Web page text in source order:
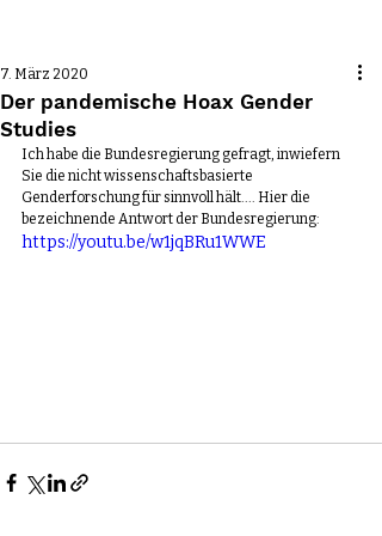
Der pandemische Hoax Gender
Studies
7. März 2020
Ich habe die Bundesregierung gefragt, inwiefern
Sie die nicht wissenschaftsbasierte
Genderforschung für sinnvoll hält.... Hier die
bezeichnende Antwort der Bundesregierung:
https://youtu.be/w1jqBRu1WWE